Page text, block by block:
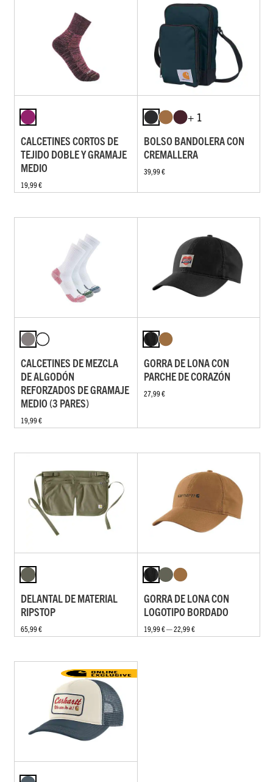
CALCETINES CORTOS DE
TEJIDO DOBLE Y GRAMAJE
MEDIO
19,99 €
+ 1
BOLSO BANDOLERA CON
CREMALLERA
39,99 €
CALCETINES DE MEZCLA
DE ALGODÓN
REFORZADOS DE GRAMAJE
MEDIO (3 PARES)
19,99 €
GORRA DE LONA CON
PARCHE DE CORAZÓN
27,99 €
DELANTAL DE MATERIAL
RIPSTOP
65,99 €
GORRA DE LONA CON
LOGOTIPO BORDADO
19,99 € — 22,99 €